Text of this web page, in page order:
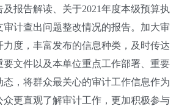
报告解读、关于2021年度本级预算执
审计查出问题整改情况的报告。加大审
力度，丰富发布的信息种类，及时传达
要文件以及本单位重点工作部署、重要
态，将群众最关心的审计工作信息作为
众更直观了解审计工作，更加积极参与